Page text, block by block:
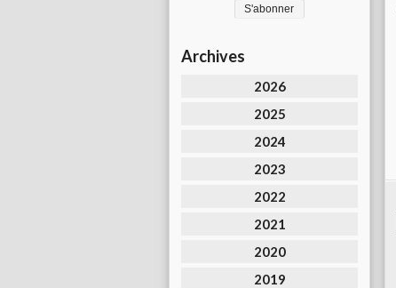
Archives
2026
2025
2024
2023
2022
2021
2020
2019